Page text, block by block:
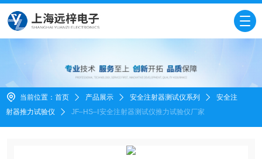
当前位置： 首页 产品展示 安全注射器测试仪系列
安全注
射器推力试验仪
JF–HS–Ⅰ安全注射器测试仪推力试验仪厂家